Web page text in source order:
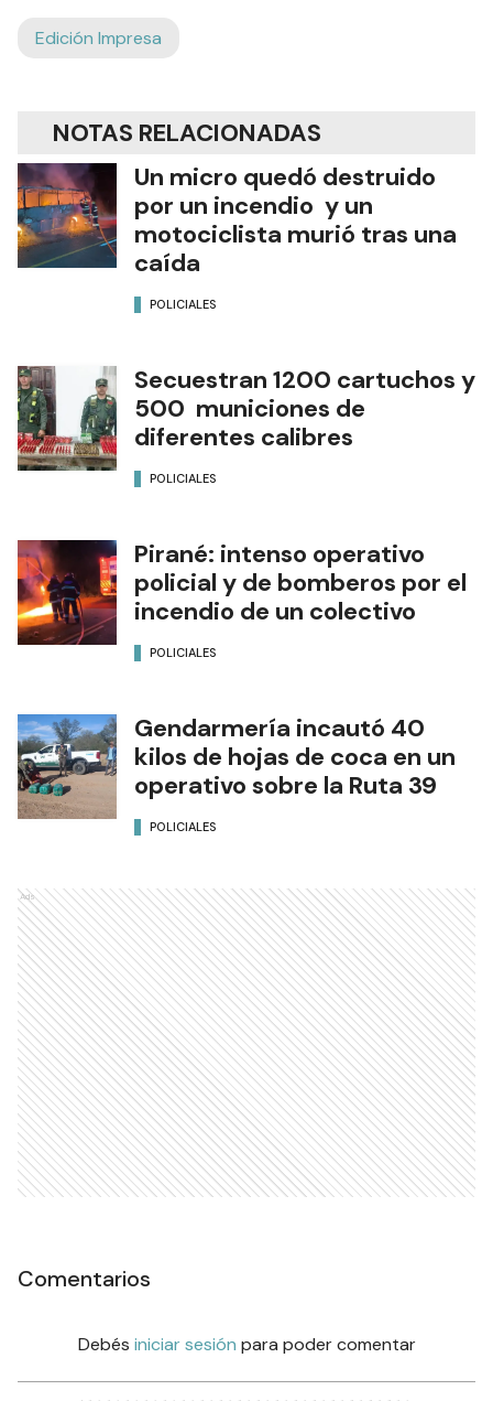
Edición Impresa
NOTAS RELACIONADAS
Un micro quedó destruido
por un incendio y un
motociclista murió tras una
caída
POLICIALES
Secuestran 1200 cartuchos y
500 municiones de
diferentes calibres
POLICIALES
Pirané: intenso operativo
policial y de bomberos por el
incendio de un colectivo
POLICIALES
Gendarmería incautó 40
kilos de hojas de coca en un
operativo sobre la Ruta 39
POLICIALES
Ads
Comentarios
Debés iniciar sesión para poder comentar